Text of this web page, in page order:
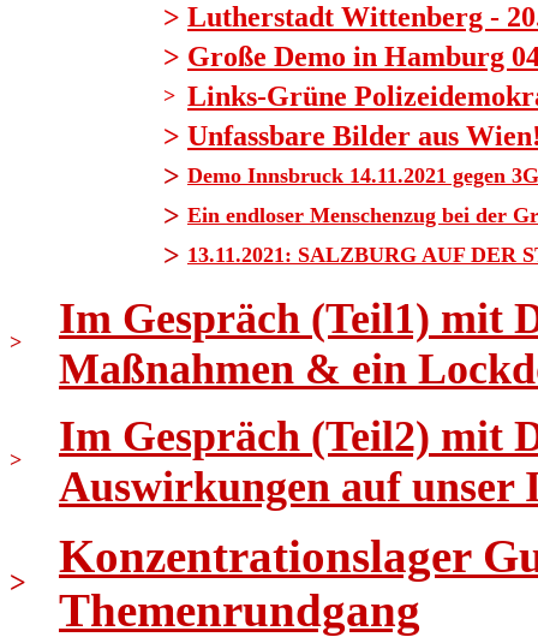
> Lutherstadt Wittenberg -
> Große Demo in Hamburg
> Links-Grüne
> Unfassbare Bilder aus
> Demo Innsbruck 14.11.2021 gegen
> Ein endloser Menschenzug bei der
> 13.11.2021: SALZBURG AUF DER
>
Im Gespräch (Teil1) mit
Maßnahmen & ein
>
Im Gespräch (Teil2) mit
Auswirkungen auf unser
>
Konzentrationslager
Themenrundgang